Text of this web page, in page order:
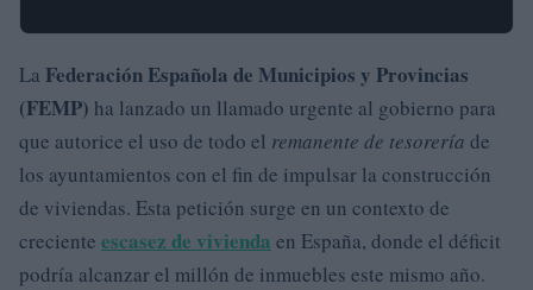
La Federación Española de Municipios y Provincias
(FEMP) ha lanzado un llamado urgente al gobierno para
que autorice el uso de todo el remanente de tesorería de
los ayuntamientos con el fin de impulsar la construcción
de viviendas. Esta petición surge en un contexto de
creciente escasez de vivienda en España, donde el déficit
podría alcanzar el millón de inmuebles este mismo año.